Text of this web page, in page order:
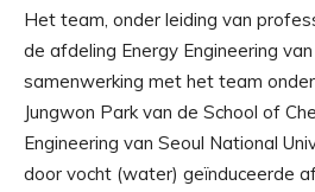
Het team, onder leiding van
de afdeling Energy Engineering
samenwerking met het team
Jungwon Park van de School of
Engineering van Seoul National
door vocht (water) geïnduceerde